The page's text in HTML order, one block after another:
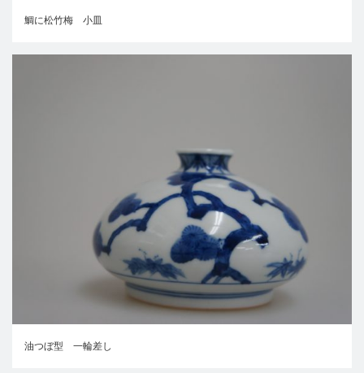
鯛に松竹梅 小皿
油つぼ型 一輪差し